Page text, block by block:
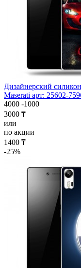
Дизайнерский
Maserati арт: 25602-
4000 -1000
3000 ₸
или
по акции
1400 ₸
-25%